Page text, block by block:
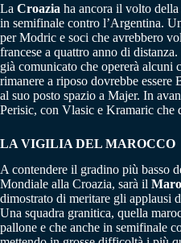
La Croazia ha ancora il volto della
in semifinale contro l’Argentina.
per Modric e soci che avrebbero
francese a quattro anno di
già comunicato che opererà alcuni
rimanere a riposo dovrebbe
al suo posto spazio a Majer. In
Perisic, con Vlasic e Kramaric che
LA VIGILIA DEL MAROCCO
A contendere il gradino più basso
Mondiale alla Croazia, sarà il
dimostrato di meritare gli applausi
Una squadra granitica, quella
pallone e che anche in semifinale